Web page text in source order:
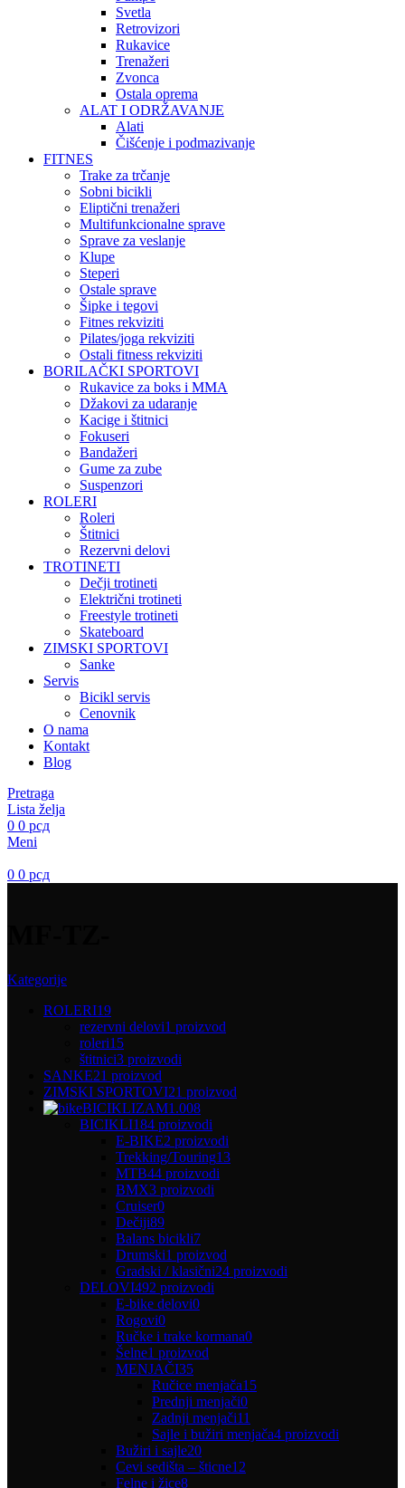
Svetla
Retrovizori
Rukavice
Trenažeri
Zvonca
Ostala oprema
ALAT I ODRŽAVANJE
Alati
Čišćenje i podmazivanje
FITNES
Trake za trčanje
Sobni bicikli
Eliptični trenažeri
Multifunkcionalne sprave
Sprave za veslanje
Klupe
Steperi
Ostale sprave
Šipke i tegovi
Fitnes rekviziti
Pilates/joga rekviziti
Ostali fitness rekviziti
BORILAČKI SPORTOVI
Rukavice za boks i MMA
Džakovi za udaranje
Kacige i štitnici
Fokuseri
Bandažeri
Gume za zube
Suspenzori
ROLERI
Roleri
Štitnici
Rezervni delovi
TROTINETI
Dečji trotineti
Električni trotineti
Freestyle trotineti
Skateboard
ZIMSKI SPORTOVI
Sanke
Servis
Bicikl servis
Cenovnik
O nama
Kontakt
Blog
Pretraga
Lista želja
0 0 рсд
Meni
0 0 рсд
Kategorije
ROLERI19
rezervni delovi1 proizvod
roleri15
štitnici3 proizvodi
SANKE21 proizvod
ZIMSKI SPORTOVI21 proizvod
BICIKLIZAM1.008
BICIKLI184 proizvodi
E-BIKE2 proizvodi
Trekking/Touring13
MTB44 proizvodi
BMX3 proizvodi
Cruiser0
Dečiji89
Balans bicikli7
Drumski1 proizvod
Gradski / klasični24 proizvodi
DELOVI492 proizvodi
E-bike delovi0
Rogovi0
Ručke i trake kormana0
Šelne1 proizvod
MENJAČI35
Ručice menjača15
Prednji menjači0
Zadnji menjači11
Sajle i bužiri menjača4 proizvodi
Bužiri i sajle20
Cevi sedišta – šticne12
Felne i žice8